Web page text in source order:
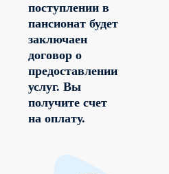
поступлении в
пансионат будет
заключаен
договор о
предоставлении
услуг. Вы
получите счет
на оплату.